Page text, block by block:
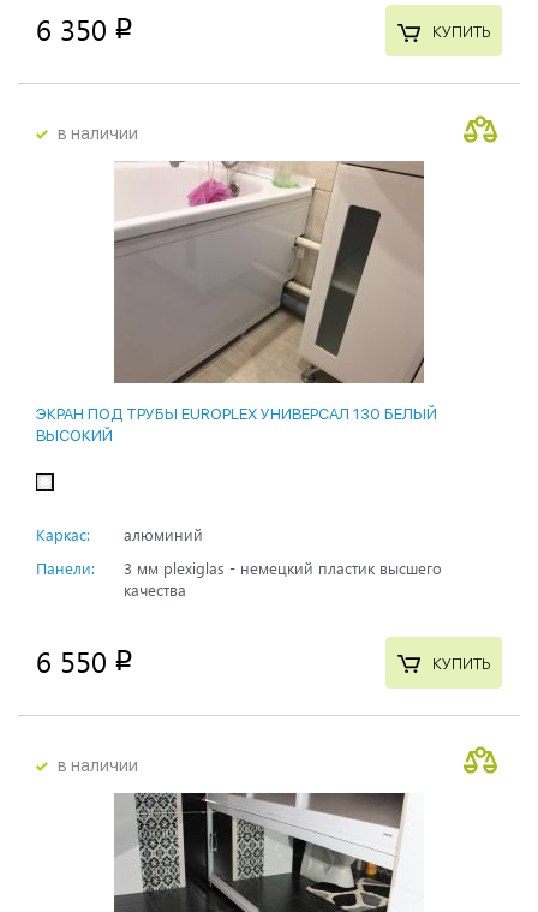
6 350 p КУПИТЬ
в наличии
ЭКРАН ПОД ТРУБЫ EUROPLEX УНИВЕРСАЛ 130 БЕЛЫЙ
ВЫСОКИЙ
Каркас:
алюминий
Панели:
3 мм plexiglas - немецкий пластик высшего
качества
6 550 p КУПИТЬ
в наличии